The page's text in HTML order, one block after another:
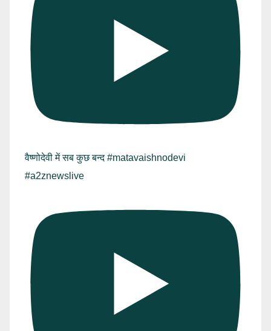
वैष्णोदेवी में सब कुछ बन्द #matavaishnodevi
#a2znewslive